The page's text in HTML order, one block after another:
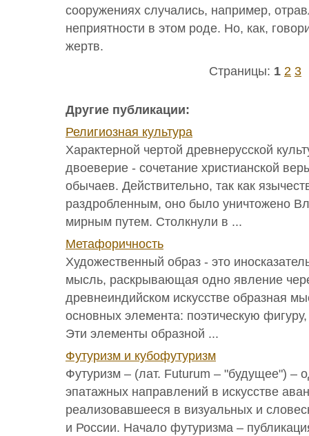
сооружениях случались, например,
неприятности в этом роде. Но, как,
жертв.
Страницы: 1 2 3
Другие публикации:
Религиозная культура
Характерной чертой древнерусской
двоеверие - сочетание христианской
обычаев. Действительно, так как
раздробленным, оно было уничтожено
мирным путем. Столкнули в ...
Метафоричность
Художественный образ - это
мысль, раскрывающая одно явление
древнеиндийском искусстве образная
основных элемента: поэтическую
Эти элементы образной ...
Футуризм и кубофутуризм
Футуризм – (лат. Futurum – "будущее") –
эпатажных направлений в искусстве
реализовавшееся в визуальных и
и России. Начало футуризма –